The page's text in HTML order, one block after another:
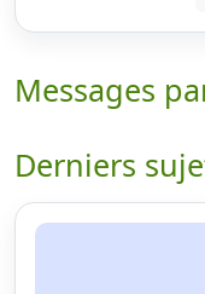
Messages
Derniers